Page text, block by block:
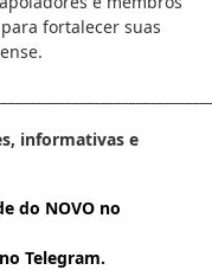
fortalecer suas
informativas e
do NOVO no
Telegram.